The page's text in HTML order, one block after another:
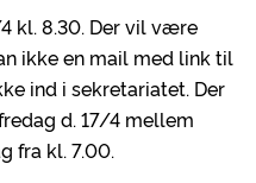
kl. 8.30. Der vil være
ikke en mail med link til
ind i sekretariatet. Der
d. 17/4 mellem
fra kl. 7.00.